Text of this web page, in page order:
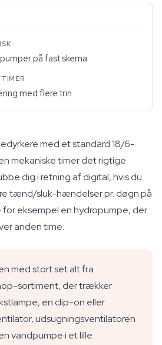
på fast skema
med flere trin
med et standard 18/6-
mekaniske timer det rigtige
dig i retning af digital, hvis du
tænd/sluk-hændelser pr. døgn på
eksempel en hydropumpe, der
anden time.
med stort set alt fra
sortiment, der trækker
en clip-on eller
udsugningsventilatoren
vandpumpe i et lille